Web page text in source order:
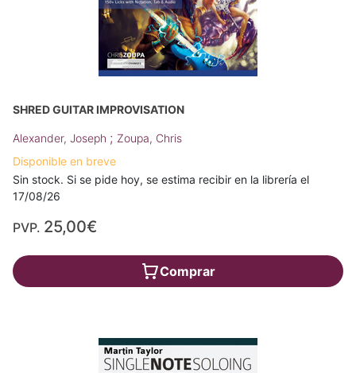
SHRED GUITAR IMPROVISATION
Alexander, Joseph ; Zoupa, Chris
Disponible en breve
Sin stock. Si se pide hoy, se estima recibir en la librería el
17/08/26
PVP. 25,00€
Comprar